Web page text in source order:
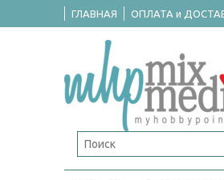
ГЛАВНАЯ ОПЛАТА и